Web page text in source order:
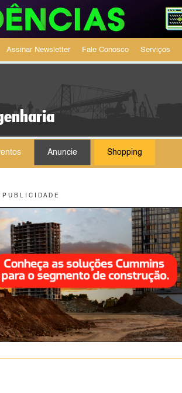
Assinar Newsletter Fale Conosco Serviços
Anuncie Shopping
P U B L I C I D A D E